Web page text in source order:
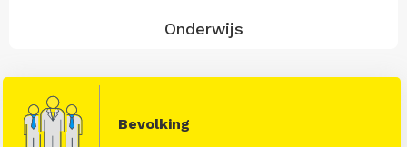
Onderwijs
Bevolking